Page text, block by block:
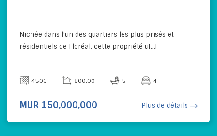
Nichée dans l’un des quartiers les plus prisés et
résidentiels de Floréal, cette propriété u[...]
4506 800.00 5 4
MUR 150,000,000 Plus de détails